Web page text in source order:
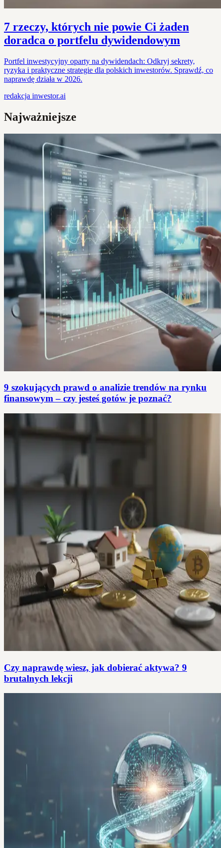
7 rzeczy, których nie powie Ci żaden
doradca o portfelu dywidendowym
Portfel inwestycyjny oparty na dywidendach: Odkryj sekrety,
ryzyka i praktyczne strategie dla polskich inwestorów. Sprawdź, co
naprawdę działa w 2026.
redakcja inwestor.ai
Najważniejsze
9 szokujących prawd o analizie trendów na rynku
finansowym – czy jesteś gotów je poznać?
Czy naprawdę wiesz, jak dobierać aktywa? 9
brutalnych lekcji